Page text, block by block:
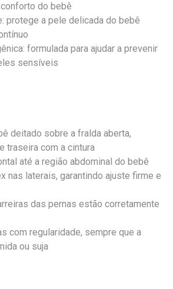
do bebê
protege a pele delicada do bebê
formulada para ajudar a prevenir
sensíveis
deitado sobre a fralda aberta,
traseira com a cintura
até a região abdominal do bebê
nas laterais, garantindo ajuste firme e
das pernas estão corretamente
com regularidade, sempre que a
ou suja